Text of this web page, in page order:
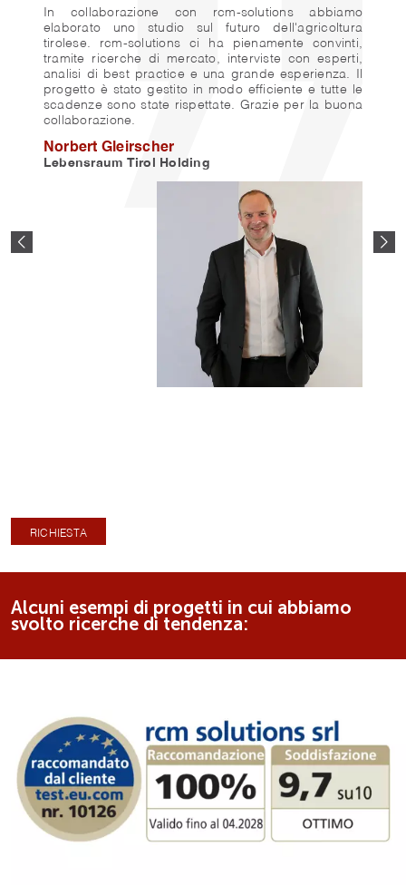
In collaborazione con rcm-solutions abbiamo
elaborato uno studio sul futuro dell'agricoltura
tirolese. rcm-solutions ci ha pienamente convinti,
tramite ricerche di mercato, interviste con esperti,
analisi di best practice e una grande esperienza. Il
progetto è stato gestito in modo efficiente e tutte le
scadenze sono state rispettate. Grazie per la buona
collaborazione.
Norbert Gleirscher
Lebensraum Tirol Holding
RICHIESTA
Alcuni esempi di progetti in cui abbiamo
svolto ricerche di tendenza: